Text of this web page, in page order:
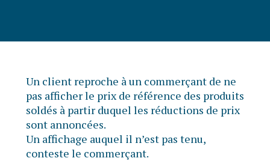
Un client reproche à un commerçant de ne
pas afficher le prix de référence des produits
soldés à partir duquel les réductions de prix
sont annoncées.
Un affichage auquel il n’est pas tenu,
conteste le commerçant.